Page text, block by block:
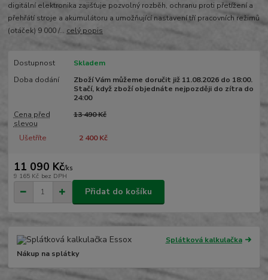
digitální elektronika zajišťuje pozvolný rozběh, ochranu proti přetížení a
přehřátí stroje a akumulátoru a umožňující nastavení tří pracovních režimů
(otáček) 9 000 /... celý popis
Dostupnost
Skladem
Doba dodání
Zboží Vám můžeme doručit již 11.08.2026 do 18:00.
Stačí, když zboží objednáte nejpozději do zítra do
24:00
Cena před
slevou
13 490 Kč
Ušetříte 2 400 Kč
11 090 Kč/ks
9 165 Kč bez DPH
Přidat do košíku
Splátková kalkulačka
Nákup na splátky